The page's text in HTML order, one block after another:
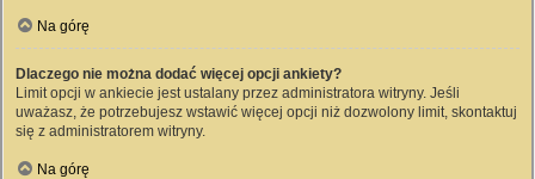
Na górę
Dlaczego nie można dodać więcej opcji ankiety?
Limit opcji w ankiecie jest ustalany przez administratora witryny. Jeśli
uważasz, że potrzebujesz wstawić więcej opcji niż dozwolony limit, skontaktuj
się z administratorem witryny.
Na górę